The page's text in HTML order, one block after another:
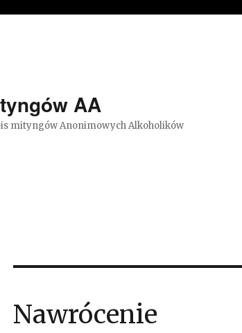
AA
mityngów Anonimowych Alkoholików
Nawrócenie